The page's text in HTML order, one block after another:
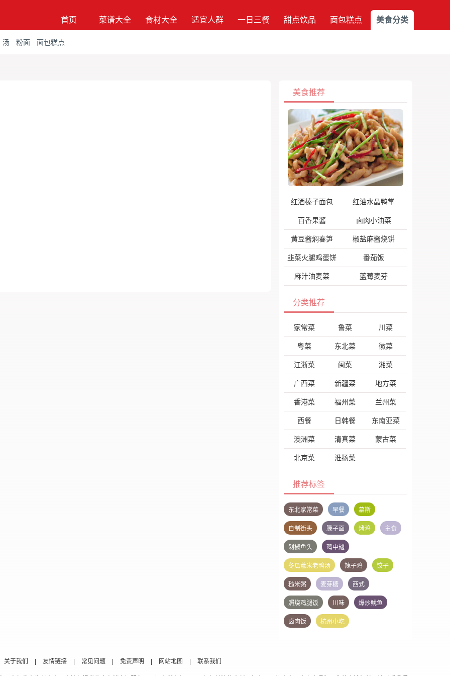
首页 菜谱大全 食材大全 适宜人群 一日三餐 甜点饮品 面包糕点 美食分类
汤 粉面 面包糕点
美食推荐
红酒榛子面包 红油水晶鸭掌
百香果酱 卤肉小油菜
黄豆酱焖春笋 椒盐麻酱烧饼
韭菜火腿鸡蛋饼 番茄饭
麻汁油麦菜 蓝莓麦芬
分类推荐
家常菜 鲁菜 川菜
粤菜 东北菜 徽菜
江浙菜 闽菜 湘菜
广西菜 新疆菜 地方菜
香港菜 福州菜 兰州菜
西餐 日韩餐 东南亚菜
澳洲菜 清真菜 蒙古菜
北京菜 淮扬菜
推荐标签
东北家常菜 早餐 慕斯
自制街头 臊子面 烤鸡 主食
剁椒鱼头 鸡中翅
冬瓜薏米老鸭汤 辣子鸡 饺子
糙米粥 麦芽糖 西式
照烧鸡腿饭 川味 爆炒鱿鱼
卤肉饭 杭州小吃
关于我们 友情链接 常见问题 免责声明 网站地图 联系我们